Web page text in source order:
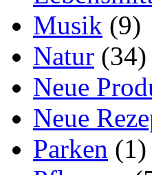
Musik (9)
Natur (34)
Neue
Neue
Parken (1)